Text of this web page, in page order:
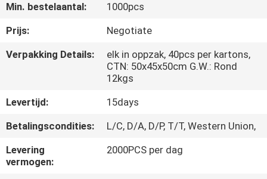
SITEMAP
PRIVACY
Min. bestelaantal:
1000pcs
Prijs:
Negotiate
Verpakking Details:
elk in oppzak, 40pcs per kartons,
CTN: 50x45x50cm G.W.: Rond
12kgs
Levertijd:
15days
Betalingscondities:
L/C, D/A, D/P, T/T, Western Union,
Levering
vermogen:
2000PCS per dag